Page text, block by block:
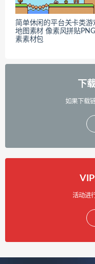
简单休闲的平台关卡类游
地图素材 像素风拼贴
素素材包
下
如果下载
活动进